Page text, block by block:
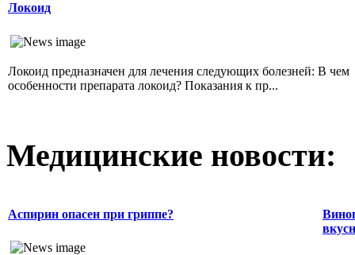
Локоид
Локоид предназначен для лечения следующих болезней: В чем
особенности препарата локоид? Показания к пр...
Медицинские новости:
Аспирин опасен при гриппе?